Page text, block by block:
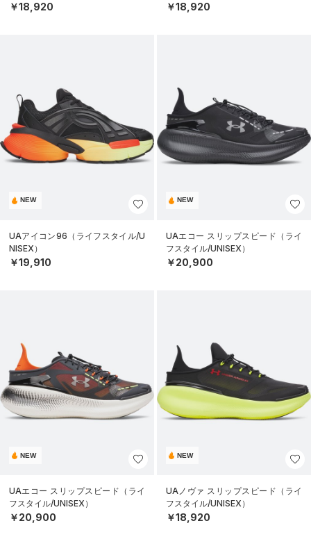
￥18,920 ￥18,920
NEW
UAアイコン96（ライフスタイル/U
NISEX）
￥19,910
NEW
UAエコー スリップスピード（ライ
フスタイル/UNISEX）
￥20,900
NEW
UAエコー スリップスピード（ライ
フスタイル/UNISEX）
￥20,900
NEW
UAノヴァ スリップスピード（ライ
フスタイル/UNISEX）
￥18,920